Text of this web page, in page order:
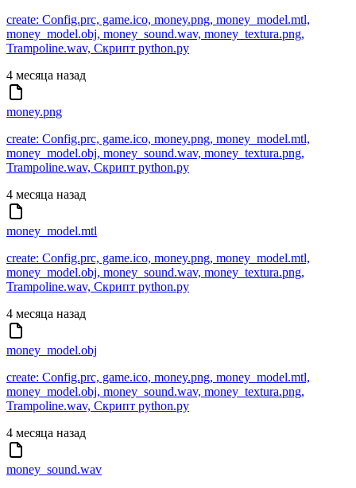
create: Config.prc, game.ico, money.png, money_model.mtl,
money_model.obj, money_sound.wav, money_textura.png,
Trampoline.wav, Скрипт python.py
4 месяца назад
money.png
create: Config.prc, game.ico, money.png, money_model.mtl,
money_model.obj, money_sound.wav, money_textura.png,
Trampoline.wav, Скрипт python.py
4 месяца назад
money_model.mtl
create: Config.prc, game.ico, money.png, money_model.mtl,
money_model.obj, money_sound.wav, money_textura.png,
Trampoline.wav, Скрипт python.py
4 месяца назад
money_model.obj
create: Config.prc, game.ico, money.png, money_model.mtl,
money_model.obj, money_sound.wav, money_textura.png,
Trampoline.wav, Скрипт python.py
4 месяца назад
money_sound.wav